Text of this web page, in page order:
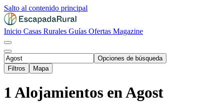
Salto al contenido principal
Inicio Casas Rurales Guías Ofertas Magazine
Opciones de búsqueda
Filtros
Mapa
1 Alojamientos en Agost